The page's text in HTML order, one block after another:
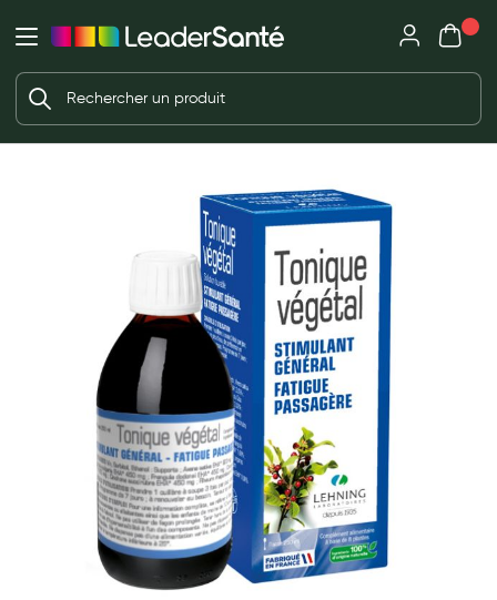
Ma Pharmacie LeaderSanté
Ouvrir l'application
Ouvrir
Nouveau client ?
Créer un compte
Mon
Votre panier est vide
Beauté et soin
Soins mains et ongles
Soins des pieds
Dentifrices et bains de bouche
Brosses à dents et accessoires dentaires
Pour Homme